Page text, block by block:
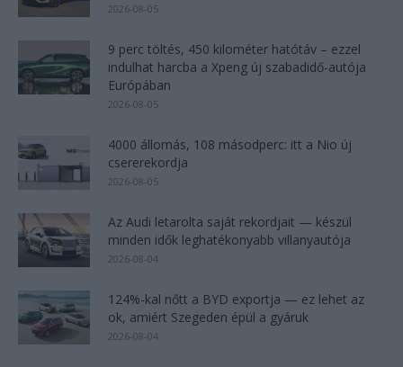
2026-08-05
9 perc töltés, 450 kilométer hatótáv – ezzel
indulhat harcba a Xpeng új szabadidő-autója
Európában
2026-08-05
4000 állomás, 108 másodperc: itt a Nio új
csererekordja
2026-08-05
Az Audi letarolta saját rekordjait — készül
minden idők leghatékonyabb villanyautója
2026-08-04
124%-kal nőtt a BYD exportja — ez lehet az
ok, amiért Szegeden épül a gyáruk
2026-08-04